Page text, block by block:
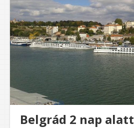
Belgrád 2 nap alatt